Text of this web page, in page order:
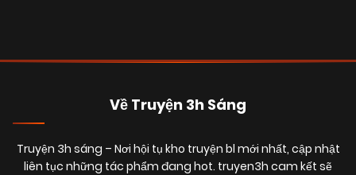
Về Truyện 3h Sáng
Truyện 3h sáng – Nơi hội tụ kho truyện bl mới nhất, cập nhật
liên tục những tác phẩm đang hot. truyen3h cam kết sẽ